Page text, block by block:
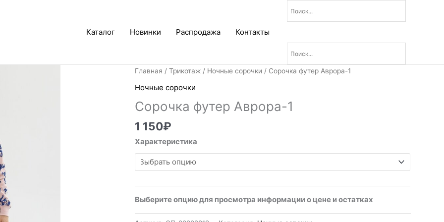
Каталог Новинки Распродажа Контакты
Главная /Трикотаж / Ночные сорочки / Сорочка футер Аврора-1
Ночные сорочки
Сорочка футер Аврора-1
1 150₽
Характеристика
Выберите опцию для просмотра информации о цене и остатках